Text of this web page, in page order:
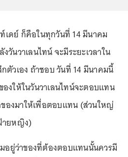
เดย์ ก็คือในทุกวันที่ 14 มีนาคม
นวาเลนไทน์ จะมีระยะเวลาใน
ตัวเอง ถ้าชอบ วันที่ 14 มีนาคมนี้
งให้ในวันวาเลนไทน์จะตอบแทน
องมาให้เพื่อตอบแทน (ส่วนใหญ่
ายหญิง)
อยู่ว่าของที่ต้องตอบแทนนั้นควรมี